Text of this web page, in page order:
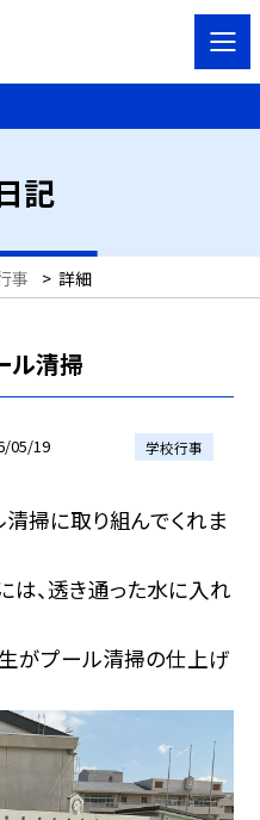
記
事 > 詳細
ル清掃
05/19 学校行事
掃に取り組んでくれま
は、透き通った水に入れ
生がプール清掃の仕上げ